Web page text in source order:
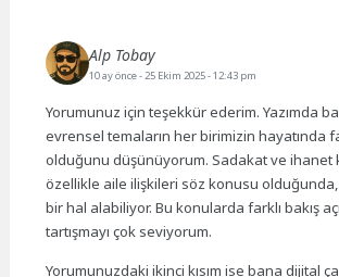
Alp Tobay
10 ay önce- 25 Ekim 2025 - 12:43 pm
Yorumunuz için teşekkür ederim. Yazımda
evrensel temaların her birimizin hayatında
olduğunu düşünüyorum. Sadakat ve ihanet
özellikle aile ilişkileri söz konusu
bir hal alabiliyor. Bu konularda farklı bakış
tartışmayı çok seviyorum.
Yorumunuzdaki ikinci kısım ise bana dijital